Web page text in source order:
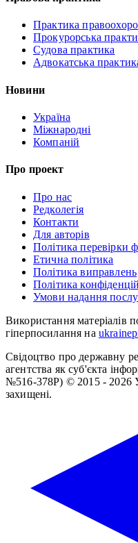
Практика
Прокурорська
Судова практика
Адвокатська
Новини
Україна
Міжнародні
Компаній
Про проект
Про нас
Редколегія
Контакти
Для авторів
Політика перевірки
Етична політика
Політика виправлень
Політика
Умови надання
Використання матеріалів
гіперпосилання на
Свідоцтво про державну
агентства як суб'єкта
№516-378Р) © 2015 - 2026
захищені.